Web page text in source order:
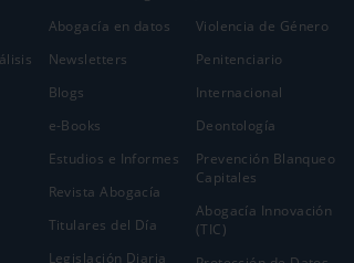
Abogacía en datos
Newsletters
Blogs
e-Books
Estudios e Informes
Revista Abogacía
Titulares del Día
Legislación Diaria
Violencia de Género
Penitenciario
Internacional
Deontología
Prevención Blanqueo
Capitales
Abogacía Innovación
(TIC)